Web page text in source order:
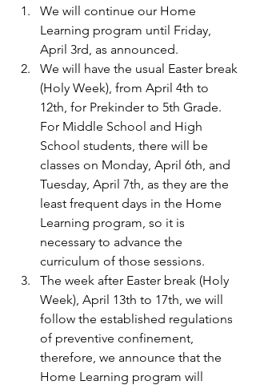
We will continue our Home
Learning program until Friday,
April 3rd, as announced.
We will have the usual Easter break
(Holy Week), from April 4th to
12th, for Prekinder to 5th Grade.
For Middle School and High
School students, there will be
classes on Monday, April 6th, and
Tuesday, April 7th, as they are the
least frequent days in the Home
Learning program, so it is
necessary to advance the
curriculum of those sessions.
The week after Easter break (Holy
Week), April 13th to 17th, we will
follow the established regulations
of preventive confinement,
therefore, we announce that the
Home Learning program will